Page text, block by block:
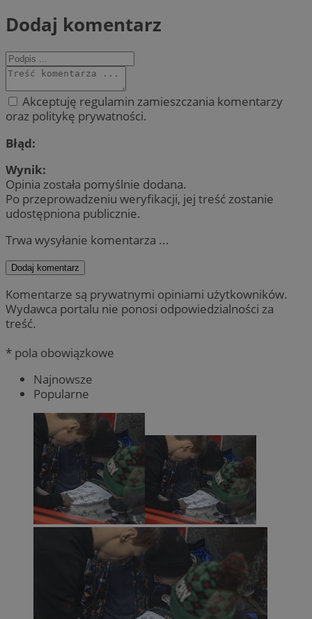
Dodaj komentarz
Akceptuję regulamin zamieszczania komentarzy
oraz politykę prywatności.
Błąd:
Wynik:
Opinia została pomyślnie dodana.
Po przeprowadzeniu weryfikacji, jej treść zostanie
udostępniona publicznie.
Trwa wysyłanie komentarza ...
Dodaj komentarz
Komentarze są prywatnymi opiniami użytkowników.
Wydawca portalu nie ponosi odpowiedzialności za
treść.
* pola obowiązkowe
Najnowsze
Popularne